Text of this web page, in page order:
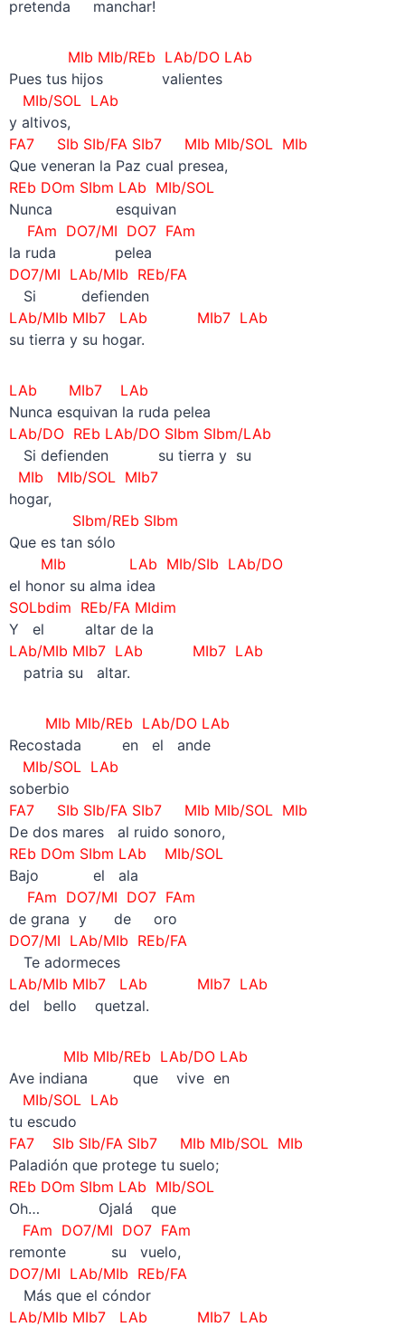
pretenda manchar!
MIb MIb/REb LAb/DO LAb
Pues tus hijos valientes
MIb/SOL LAb
y altivos,
FA7 SIb SIb/FA SIb7 MIb MIb/SOL MIb
Que veneran la Paz cual presea,
REb DOm SIbm LAb MIb/SOL
Nunca esquivan
FAm DO7/MI DO7 FAm
la ruda pelea
DO7/MI LAb/MIb REb/FA
Si defienden
LAb/MIb MIb7 LAb MIb7 LAb
su tierra y su hogar.
LAb MIb7 LAb
Nunca esquivan la ruda pelea
LAb/DO REb LAb/DO SIbm SIbm/LAb
Si defienden su tierra y su
MIb MIb/SOL MIb7
hogar,
SIbm/REb SIbm
Que es tan sólo
MIb LAb MIb/SIb LAb/DO
el honor su alma idea
SOLbdim REb/FA MIdim
Y el altar de la
LAb/MIb MIb7 LAb MIb7 LAb
patria su altar.
MIb MIb/REb LAb/DO LAb
Recostada en el ande
MIb/SOL LAb
soberbio
FA7 SIb SIb/FA SIb7 MIb MIb/SOL MIb
De dos mares al ruido sonoro,
REb DOm SIbm LAb MIb/SOL
Bajo el ala
FAm DO7/MI DO7 FAm
de grana y de oro
DO7/MI LAb/MIb REb/FA
Te adormeces
LAb/MIb MIb7 LAb MIb7 LAb
del bello quetzal.
MIb MIb/REb LAb/DO LAb
Ave indiana que vive en
MIb/SOL LAb
tu escudo
FA7 SIb SIb/FA SIb7 MIb MIb/SOL MIb
Paladión que protege tu suelo;
REb DOm SIbm LAb MIb/SOL
Oh… Ojalá que
FAm DO7/MI DO7 FAm
remonte su vuelo,
DO7/MI LAb/MIb REb/FA
Más que el cóndor
LAb/MIb MIb7 LAb MIb7 LAb